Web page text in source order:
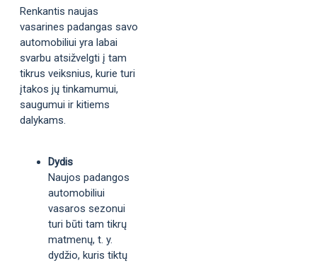
Renkantis naujas
vasarines padangas savo
automobiliui yra labai
svarbu atsižvelgti į tam
tikrus veiksnius, kurie turi
įtakos jų tinkamumui,
saugumui ir kitiems
dalykams.
Dydis
Naujos padangos
automobiliui
vasaros sezonui
turi būti tam tikrų
matmenų, t. y.
dydžio, kuris tiktų